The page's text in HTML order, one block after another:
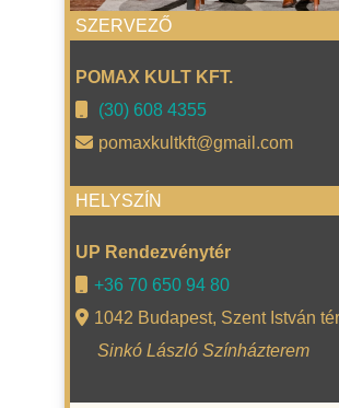
SZERVEZŐ
POMAX KULT KFT.
(30) 608 4355
pomaxkultkft@gmail.com
HELYSZÍN
UP Rendezvénytér
+36 70 650 94 80
1042 Budapest, Szent István
Sinkó László Színházterem